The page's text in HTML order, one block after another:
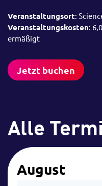
Veranstaltungsort:
Veranstaltungskosten:
ermäßigt
Jetzt buchen
Alle
August